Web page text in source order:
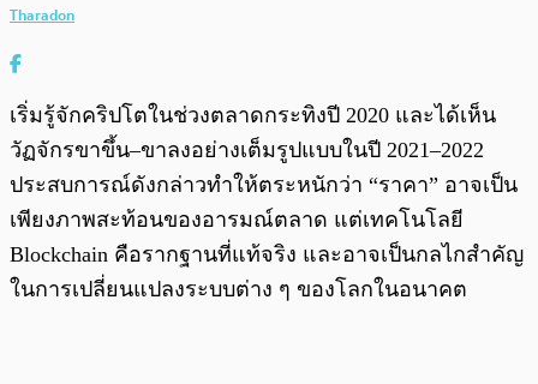
Tharadon
เริ่มรู้จักคริปโตในช่วงตลาดกระทิงปี 2020 และได้เห็น
วัฏจักรขาขึ้น–ขาลงอย่างเต็มรูปแบบในปี 2021–2022
ประสบการณ์ดังกล่าวทำให้ตระหนักว่า “ราคา” อาจเป็น
เพียงภาพสะท้อนของอารมณ์ตลาด แต่เทคโนโลยี
Blockchain คือรากฐานที่แท้จริง และอาจเป็นกลไกสำคัญ
ในการเปลี่ยนแปลงระบบต่าง ๆ ของโลกในอนาคต